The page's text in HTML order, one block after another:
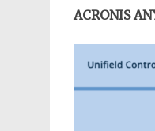
ACRONIS